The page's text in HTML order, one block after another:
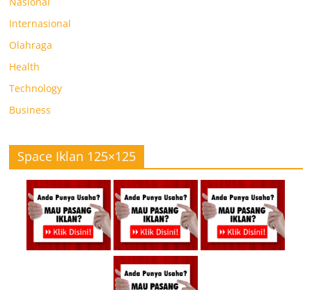
Internasional
Olahraga
Health
Technology
Business
Space Iklan 125×125